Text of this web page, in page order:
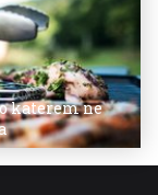
katerem ne